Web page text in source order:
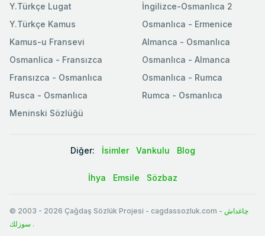
Y.Türkçe Lugat
Y.Türkçe Kamus
İngilizce-Osmanlıca 2
Osmanlıca - Ermenice
Kamus-u Fransevi
Osmanlica - Fransızca
Fransızca - Osmanlıca
Rusca - Osmanlıca
Meninski Sözlüğü
Almanca - Osmanlıca
Osmanlıca - Almanca
Osmanlıca - Rumca
Rumca - Osmanlıca
Diğer: İsimler Vankulu Blog
İhya Emsile Sözbaz
© 2003 - 2026 Çağdaş Sözlük Projesi - cagdassozluk.com - چاغداش
سوزلك .